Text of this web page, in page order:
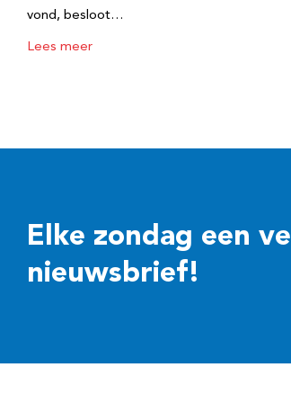
vond, besloot…
Lees meer
Elke zondag een
nieuwsbrief!